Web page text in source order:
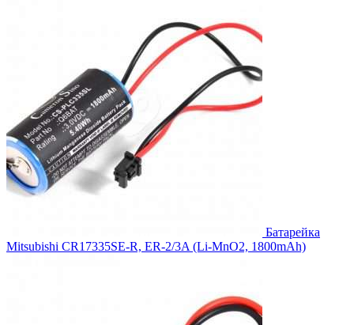
Батарейка
Mitsubishi CR17335SE-R, ER-2/3A (Li-MnO2, 1800mAh)